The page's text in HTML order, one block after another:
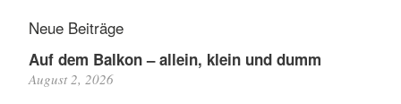
Neue Beiträge
Auf dem Balkon – allein, klein und dumm
August 2, 2026